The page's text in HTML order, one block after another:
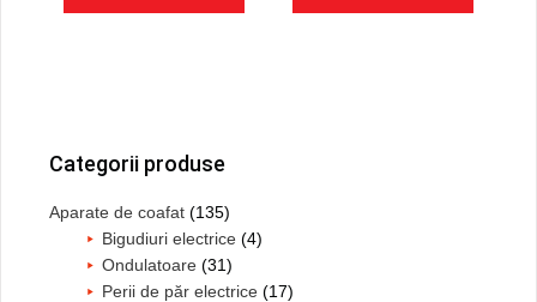
Categorii produse
Aparate de coafat (135)
Bigudiuri electrice (4)
Ondulatoare (31)
Perii de păr electrice (17)